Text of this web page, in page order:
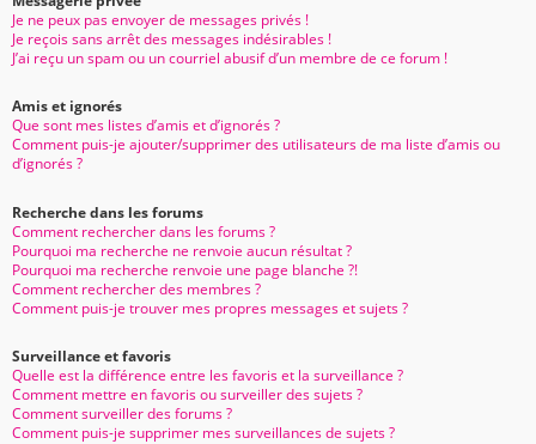
Je ne peux pas envoyer de messages privés !
Je reçois sans arrêt des messages indésirables !
J’ai reçu un spam ou un courriel abusif d’un membre de ce forum !
Amis et ignorés
Que sont mes listes d’amis et d’ignorés ?
Comment puis-je ajouter/supprimer des utilisateurs de ma liste d’amis ou
d’ignorés ?
Recherche dans les forums
Comment rechercher dans les forums ?
Pourquoi ma recherche ne renvoie aucun résultat ?
Pourquoi ma recherche renvoie une page blanche ?!
Comment rechercher des membres ?
Comment puis-je trouver mes propres messages et sujets ?
Surveillance et favoris
Quelle est la différence entre les favoris et la surveillance ?
Comment mettre en favoris ou surveiller des sujets ?
Comment surveiller des forums ?
Comment puis-je supprimer mes surveillances de sujets ?